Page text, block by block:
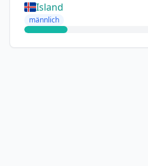
Island
männlich